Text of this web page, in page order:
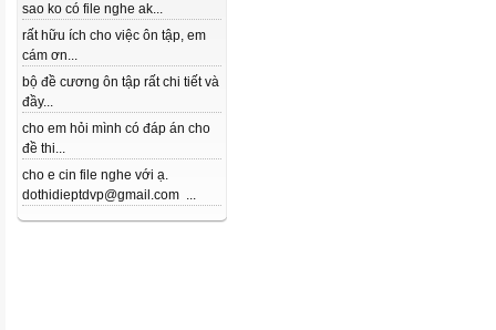
sao ko có file nghe ak...
rất hữu ích cho việc ôn tập, em
cám ơn...
bộ đề cương ôn tập rất chi tiết và
đầy...
cho em hỏi mình có đáp án cho
đề thi...
cho e cin file nghe với ạ.
dothidieptdvp@gmail.com ...